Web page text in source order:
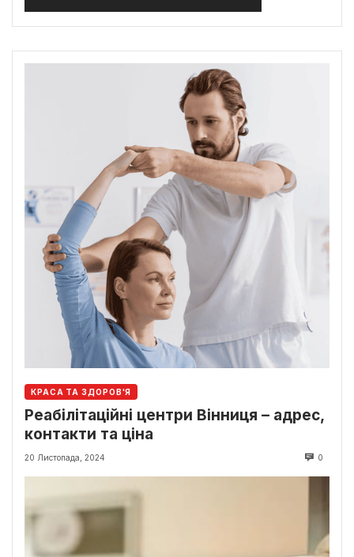
КРАСА ТА ЗДОРОВ'Я
Реабілітаційні центри Вінниця – адрес,
контакти та ціна
20 Листопада, 2024 0